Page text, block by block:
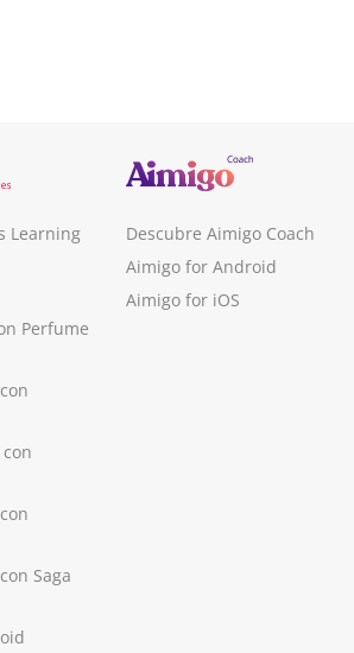
Learning
Perfume
Saga
Descubre Aimigo Coach
Aimigo for Android
Aimigo for iOS